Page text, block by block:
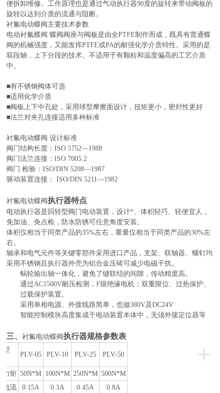
便拆卸维修。工作原理也是通过气动执行器90度的旋转来带动阀板 的
旋转以达到介质的流通与阻断。
衬氟电动蝶阀 主要技术参数
电动衬氟蝶阀 蝶阀阀座与阀板是由全PTFE制作而成，既具有普通蝶
阀的机械强度，又能发挥PTFE或PA的耐强化学介质特性。采用的是
双段轴，上下分段的技术。不适用于有颗粒和温度偏高的工艺介质
中。
■有不锈钢阀体可选
■适用化学介质
■阀板上下中孔处，采用球型摩擦面设计，扭矩更小，密封性更好
■法兰对夹孔连接适用多种标准
衬氟电动蝶阀 设计标准
阀门结构长度：ISO 5752—1988
阀门法兰连接：ISO 7005.2
阀门 检验：ISO/DIN 5208—1987
驱动装置连接： ISO/DIN 5211—1982
衬氟电动蝶阀执行器特点
电动执行器是回转型阀门电动装置，设计*、体积轻巧、轻便宜人，
免加油、免点检，防水防锈可任意角度安装。
体积仅相当于同类产品的35%左右，重量仅相当于同类产品的30%左
右。
轴承和电气元件等关键零部件采用进口产品，支架、联轴器、螺钉均
采用不锈钢且执行器外壳为铝合金压铸可减少电磁干扰。
蜗轮输出轴一体化，避免了键联结的间隙，传动精度高。
通过AC1500V耐压检测，F级绝缘电机；双重限位、过热保护、
过载保护装置。
采用单相电源、外接线路简单，也做380V及DC24V
智能控制模块高度集成于电动装置本体中，无须外接定位器等
三、衬氟电动蝶阀执行器规格参数表
+
型
PLV-05 PLV-10 PLV-25 PLV-50
力矩 50N*M 100N*M 250N*M 500N*M
电流
0.15A 0.3A 0.45A
0.8A